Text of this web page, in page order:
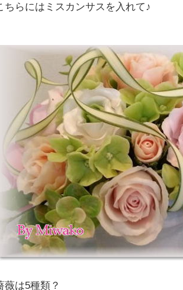
ちらにはミスカンサスを入れて♪
薇は5種類？